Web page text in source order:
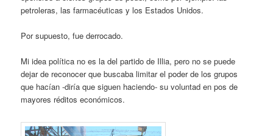
petroleras, las farmacéuticas y los Estados Unidos.
Por supuesto, fue derrocado.
Mi idea política no es la del partido de Illia, pero no se puede
dejar de reconocer que buscaba limitar el poder de los grupos
que hacían -diría que siguen haciendo- su voluntad en pos de
mayores réditos económicos.